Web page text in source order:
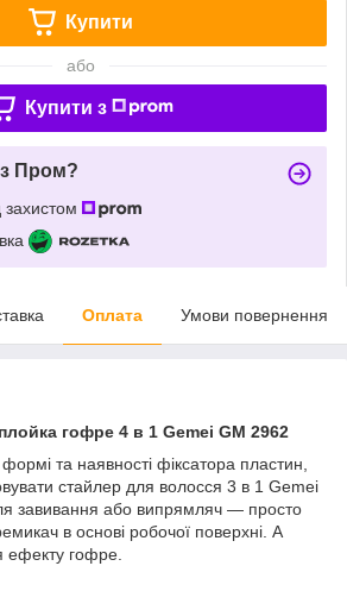
Купити
або
Купити з
Пром?
Оплата Умови повернення
гофре 4 в 1 Gemei GM 2962
та наявності фіксатора пластин,
стайлер для волосся 3 в 1 Gemei
завивання або випрямляч — просто
в основі робочої поверхні. А
ефекту гофре.